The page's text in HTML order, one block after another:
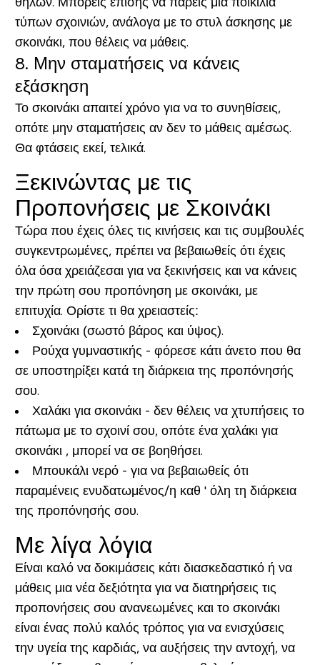
τύπων σχοινιών, ανάλογα με το στυλ άσκησης με
σκοινάκι, που θέλεις να μάθεις.
8. Μην σταματήσεις να κάνεις
εξάσκηση
Το σκοινάκι απαιτεί χρόνο για να το συνηθίσεις,
οπότε μην σταματήσεις αν δεν το μάθεις αμέσως.
Θα φτάσεις εκεί, τελικά.
Ξεκινώντας με τις
Προπονήσεις με Σκοινάκι
Τώρα που έχεις όλες τις κινήσεις και τις συμβουλές
συγκεντρωμένες, πρέπει να βεβαιωθείς ότι έχεις
όλα όσα χρειάζεσαι για να ξεκινήσεις και να κάνεις
την πρώτη σου προπόνηση με σκοινάκι, με
επιτυχία. Ορίστε τι θα χρειαστείς:
Σχοινάκι (σωστό βάρος και ύψος).
Ρούχα γυμναστικής - φόρεσε κάτι άνετο που θα
σε υποστηρίξει κατά τη διάρκεια της προπόνησής
σου.
Χαλάκι για σκοινάκι - δεν θέλεις να χτυπήσεις το
πάτωμα με το σχοινί σου, οπότε ένα χαλάκι για
σκοινάκι , μπορεί να σε βοηθήσει.
Μπουκάλι νερό - για να βεβαιωθείς ότι
παραμένεις ενυδατωμένος/η καθ ' όλη τη διάρκεια
της προπόνησής σου.
Με λίγα λόγια
Είναι καλό να δοκιμάσεις κάτι διασκεδαστικό ή να
μάθεις μια νέα δεξιότητα για να διατηρήσεις τις
προπονήσεις σου ανανεωμένες και το σκοινάκι
είναι ένας πολύ καλός τρόπος για να ενισχύσεις
την υγεία της καρδιάς, να αυξήσεις την αντοχή, να